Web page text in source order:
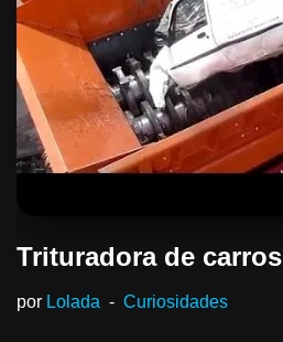
Trituradora de carros
por Lolada Curiosidades